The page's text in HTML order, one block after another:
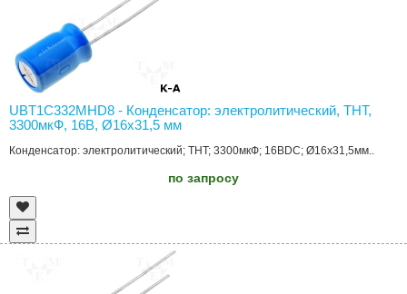
UBT1C332MHD8 - Конденсатор: электролитический, THT,
3300мкФ, 16В, Ø16x31,5 мм
Конденсатор: электролитический; THT; 3300мкФ; 16ВDC; Ø16x31,5мм..
по запросу